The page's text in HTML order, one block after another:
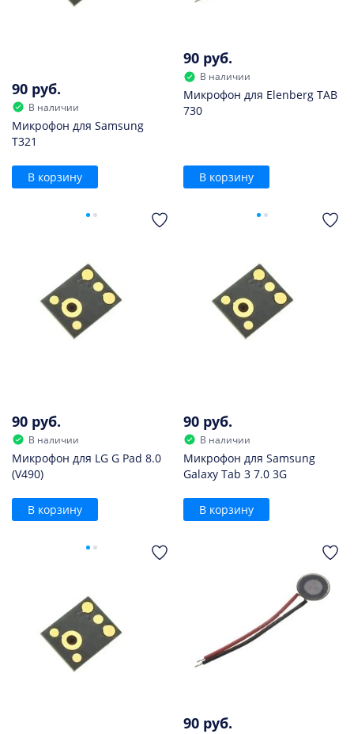
90 руб.
В наличии
Микрофон для Samsung
T321
В корзину
90 руб.
В наличии
Микрофон для Elenberg TAB
730
В корзину
90 руб.
В наличии
Микрофон для LG G Pad 8.0
(V490)
В корзину
90 руб.
В наличии
Микрофон для Samsung
Galaxy Tab 3 7.0 3G
В корзину
90 руб.